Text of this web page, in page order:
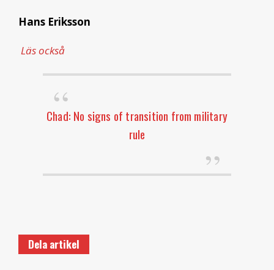
Hans Eriksson
Läs också
Chad: No signs of transition from military
rule
Dela artikel